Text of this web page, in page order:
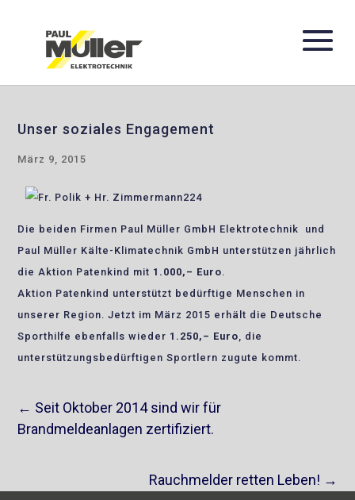
Unser soziales Engagement
März 9, 2015
Die beiden Firmen Paul Müller GmbH Elektrotechnik und
Paul Müller Kälte-Klimatechnik GmbH unterstützen jährlich
die Aktion Patenkind mit 1.000,– Euro
Aktion Patenkind unterstützt bedürftige Menschen in
unserer Region. Jetzt im März 2015 erhält die Deutsche
Sporthilfe ebenfalls wieder 1.250,– Euro , die
unterstützungsbedürftigen Sportlern zugute kommt.
← Seit Oktober 2014 sind wir für
Brandmeldeanlagen zertifiziert.
Rauchmelder retten Leben! →